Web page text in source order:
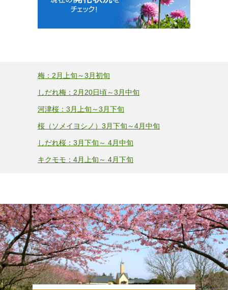
梅：2月上旬～3月初旬
しだれ梅：2月20日頃～3月中旬
河津桜：3月上旬～3月下旬
桜（ソメイヨシノ）3月下旬～4月中旬
しだれ桜：3月下旬～ 4月中旬
キクモモ：4月上旬～ 4月下旬